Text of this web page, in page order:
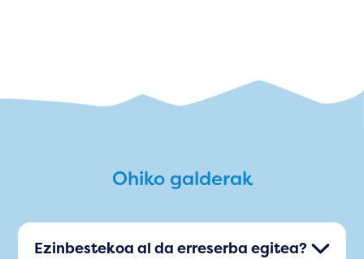
Ohiko galderak
Ezinbestekoa al da erreserba egitea?